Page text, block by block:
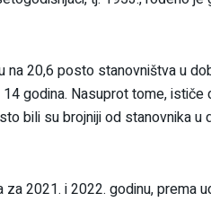
na 20,6 posto stanovništva u
godina. Nasuprot tome, ističe
bili su brojniji od stanovnika u
2021. i 2022. godinu, prema